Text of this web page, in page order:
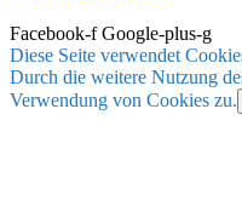
Facebook-f Google-plus-g
Diese Seite verwendet
Durch die weitere Nutzung
Verwendung von Cookies zu.